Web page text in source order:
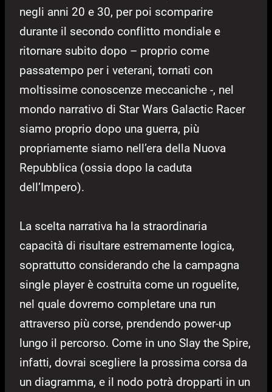
negli anni 20 e 30, per poi scomparire
durante il secondo conflitto mondiale e
ritornare subito dopo – proprio come
passatempo per i veterani, tornati con
moltissime conoscenze meccaniche -, nel
mondo narrativo di Star Wars Galactic Racer
siamo proprio dopo una guerra, più
propriamente siamo nell’era della Nuova
Repubblica (ossia dopo la caduta
dell’Impero).
La scelta narrativa ha la straordinaria
capacità di risultare estremamente logica,
soprattutto considerando che la campagna
single player è costruita come un roguelite,
nel quale dovremo completare una run
attraverso più corse, prendendo power-up
lungo il percorso. Come in uno Slay the Spire,
infatti, dovrai scegliere la prossima corsa da
un diagramma, e il nodo potrà dropparti in un